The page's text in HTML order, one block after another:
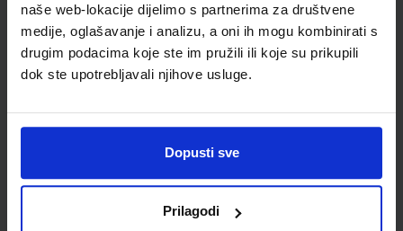
naše web-lokacije dijelimo s partnerima za društvene
medije, oglašavanje i analizu, a oni ih mogu kombinirati s
drugim podacima koje ste im pružili ili koje su prikupili
dok ste upotrebljavali njihove usluge.
Dopusti sve
Prilagodi
ŠIFRA OMOTA: 500167
Udžbenik Omot
škole
Holjevac Katušić D.Finek A.Finek Birin Šarlija
CIJENA: 13,03 €